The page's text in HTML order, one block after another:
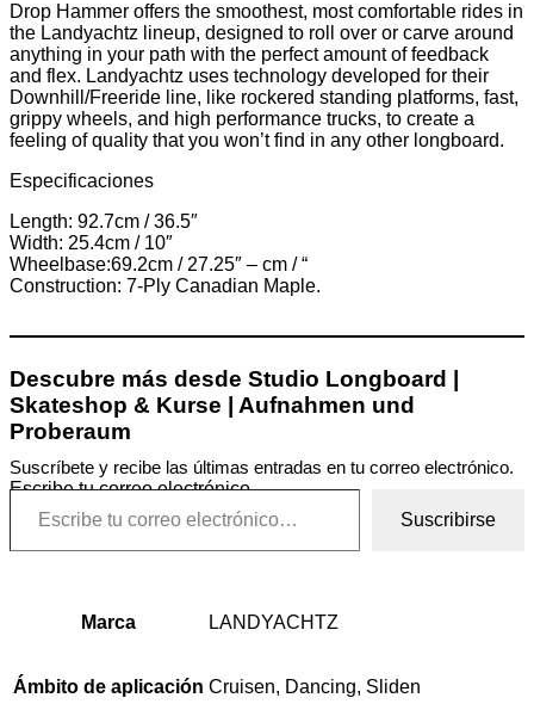
Drop Hammer offers the smoothest, most comfortable rides in
the Landyachtz lineup, designed to roll over or carve around
anything in your path with the perfect amount of feedback
and flex. Landyachtz uses technology developed for their
Downhill/Freeride line, like rockered standing platforms, fast,
grippy wheels, and high performance trucks, to create a
feeling of quality that you won’t find in any other longboard.
Especificaciones
Length: 92.7cm / 36.5″
Width: 25.4cm / 10″
Wheelbase:69.2cm / 27.25″ – cm / “
Construction: 7-Ply Canadian Maple.
Descubre más desde Studio Longboard |
Skateshop & Kurse | Aufnahmen und
Proberaum
Suscríbete y recibe las últimas entradas en tu correo electrónico.
Escribe tu correo electrónico…
Suscribirse
Marca LANDYACHTZ
Ámbito de aplicación Cruisen, Dancing, Sliden